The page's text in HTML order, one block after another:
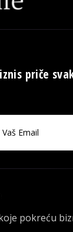
priče
pokreću